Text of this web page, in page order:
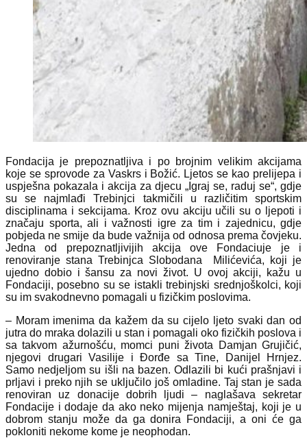
Fondacija je prepoznatljiva i po brojnim velikim akcijama
koje se sprovode za Vaskrs i Božić. Ljetos se kao prelijepa i
uspješna pokazala i akcija za djecu „Igraj se, raduj se“, gdje
su se najmlađi Trebinjci takmičili u različitim sportskim
disciplinama i sekcijama. Kroz ovu akciju učili su o ljepoti i
značaju sporta, ali i važnosti igre za tim i zajednicu, gdje
pobjeda ne smije da bude važnija od odnosa prema čovjeku.
Jedna od prepoznatljivijih akcija ove Fondaciuje je i
renoviranje stana Trebinjca Slobodana Milićevića, koji je
ujedno dobio i šansu za novi život. U ovoj akciji, kažu u
Fondaciji, posebno su se istakli trebinjski srednjoškolci, koji
su im svakodnevno pomagali u fizičkim poslovima.
– Moram imenima da kažem da su cijelo ljeto svaki dan od
jutra do mraka dolazili u stan i pomagali oko fizičkih poslova i
sa takvom ažurnošću, momci puni života Damjan Grujičić,
njegovi drugari Vasilije i Đorđe sa Tine, Danijel Hrnjez.
Samo nedjeljom su išli na bazen. Odlazili bi kući prašnjavi i
prljavi i preko njih se uključilo još omladine. Taj stan je sada
renoviran uz donacije dobrih ljudi – naglašava sekretar
Fondacije i dodaje da ako neko mijenja namještaj, koji je u
dobrom stanju može da ga donira Fondaciji, a oni će ga
pokloniti nekome kome je neophodan.